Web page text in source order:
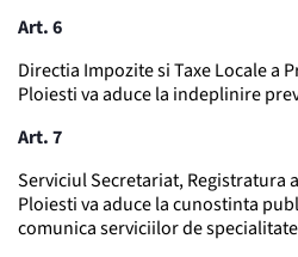
Art. 6
Directia Impozite si Taxe Locale a
Ploiesti va aduce la indeplinire
Art. 7
Serviciul Secretariat, Registratura
Ploiesti va aduce la cunostinta
comunica serviciilor de